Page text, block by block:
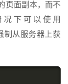
页面副本，而不
下可以使用
制从服务器上获